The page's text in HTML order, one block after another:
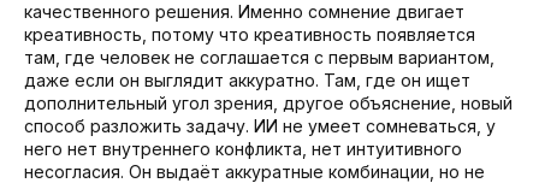
качественного решения. Именно сомнение двигает
креативность, потому что креативность появляется
там, где человек не соглашается с первым вариантом,
даже если он выглядит аккуратно. Там, где он ищет
дополнительный угол зрения, другое объяснение, новый
способ разложить задачу. ИИ не умеет сомневаться, у
него нет внутреннего конфликта, нет интуитивного
несогласия. Он выдаёт аккуратные комбинации, но не